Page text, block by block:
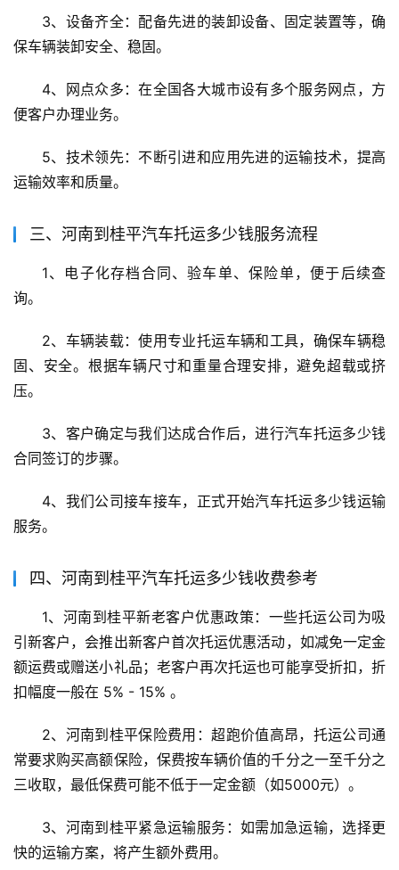
3、设备齐全：配备先进的装卸设备、固定装置等，确
保车辆装卸安全、稳固。
4、网点众多：在全国各大城市设有多个服务网点，方
便客户办理业务。
5、技术领先：不断引进和应用先进的运输技术，提高
运输效率和质量。
三、河南到桂平汽车托运多少钱服务流程
1、电子化存档合同、验车单、保险单，便于后续查
询。
2、车辆装载：使用专业托运车辆和工具，确保车辆稳
固、安全。根据车辆尺寸和重量合理安排，避免超载或挤
压。
3、客户确定与我们达成合作后，进行汽车托运多少钱
合同签订的步骤。
4、我们公司接车接车，正式开始汽车托运多少钱运输
服务。
四、河南到桂平汽车托运多少钱收费参考
1、河南到桂平新老客户优惠政策：一些托运公司为吸
引新客户，会推出新客户首次托运优惠活动，如减免一定金
额运费或赠送小礼品；老客户再次托运也可能享受折扣，折
扣幅度一般在 5% - 15% 。
2、河南到桂平保险费用：超跑价值高昂，托运公司通
常要求购买高额保险，保费按车辆价值的千分之一至千分之
三收取，最低保费可能不低于一定金额（如5000元）。
3、河南到桂平紧急运输服务：如需加急运输，选择更
快的运输方案，将产生额外费用。